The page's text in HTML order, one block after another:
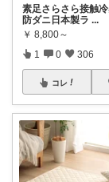
素足さらさら接触
防ダニ日本製ラ ...
￥ 8,800～
1 0 306
コレ